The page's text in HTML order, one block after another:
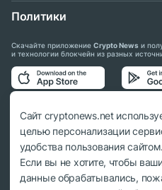
Политики
Скачайте приложение Crypto News и
и технологии блокчейн из разных
Подписывайтесь на нас в социальных
© 2018 - 2026 Crypto News. При
Сайт cryptonews.net
целью персонализации
удобства пользования сайтом.
Если вы не хотите, чтобы
данные обрабатывались,